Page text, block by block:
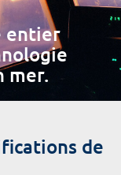
entier
mer.
de